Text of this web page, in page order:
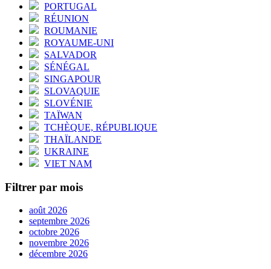
PORTUGAL
RÉUNION
ROUMANIE
ROYAUME-UNI
SALVADOR
SÉNÉGAL
SINGAPOUR
SLOVAQUIE
SLOVÉNIE
TAÏWAN
TCHÈQUE, RÉPUBLIQUE
THAÏLANDE
UKRAINE
VIET NAM
Filtrer par mois
août 2026
septembre 2026
octobre 2026
novembre 2026
décembre 2026